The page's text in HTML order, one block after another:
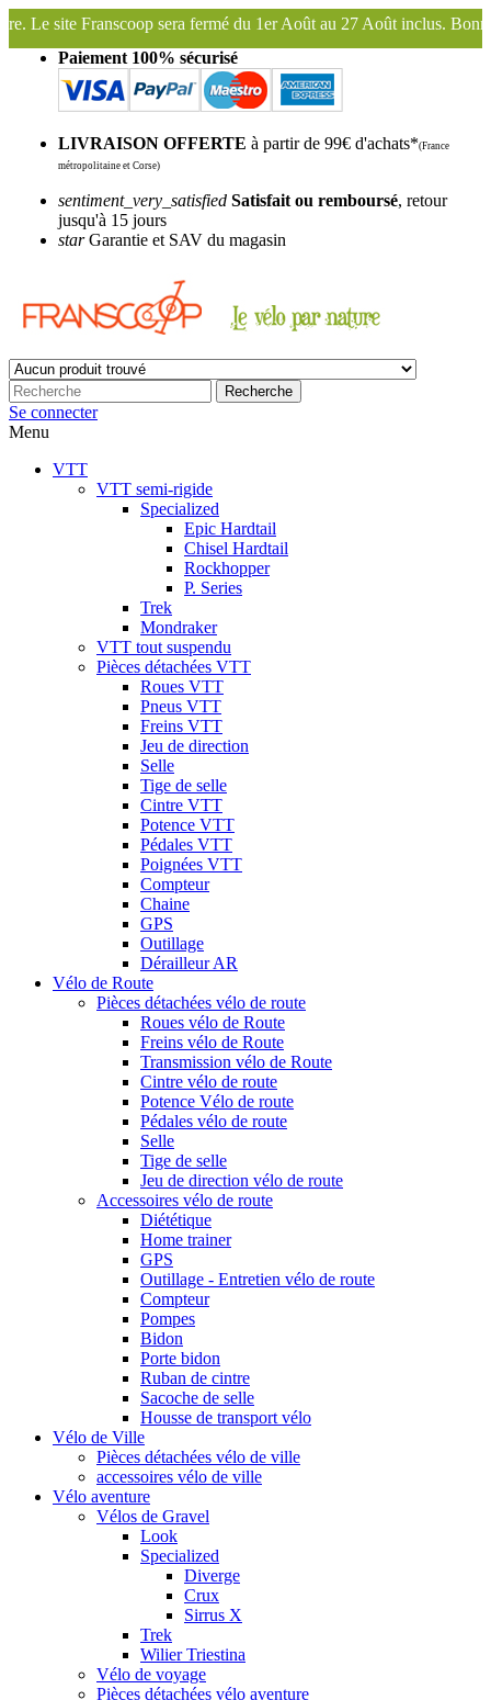
du 1er Août au 27 Août inclus. Bonnes vacances !
Franscoop, le
Paiement 100% sécurisé
LIVRAISON OFFERTE à partir de 99€ d'achats*(France
métropolitaine et Corse)
sentiment_very_satisfied Satisfait ou remboursé, retour
jusqu'à 15 jours
starGarantie et SAV du magasin
Recherche
Se connecter
Menu
VTT
VTT semi-rigide
Specialized
Epic Hardtail
Chisel Hardtail
Rockhopper
P. Series
Trek
Mondraker
VTT tout suspendu
Pièces détachées VTT
Roues VTT
Pneus VTT
Freins VTT
Jeu de direction
Selle
Tige de selle
Cintre VTT
Potence VTT
Pédales VTT
Poignées VTT
Compteur
Chaine
GPS
Outillage
Dérailleur AR
Vélo de Route
Pièces détachées vélo de route
Roues vélo de Route
Freins vélo de Route
Transmission vélo de Route
Cintre vélo de route
Potence Vélo de route
Pédales vélo de route
Selle
Tige de selle
Jeu de direction vélo de route
Accessoires vélo de route
Diététique
Home trainer
GPS
Outillage - Entretien vélo de route
Compteur
Pompes
Bidon
Porte bidon
Ruban de cintre
Sacoche de selle
Housse de transport vélo
Vélo de Ville
Pièces détachées vélo de ville
accessoires vélo de ville
Vélo aventure
Vélos de Gravel
Look
Specialized
Diverge
Crux
Sirrus X
Trek
Wilier Triestina
Vélo de voyage
Pièces détachées vélo aventure